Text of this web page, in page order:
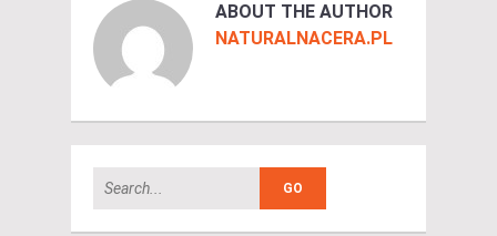
ABOUT THE AUTHOR
NATURALNACERA.PL